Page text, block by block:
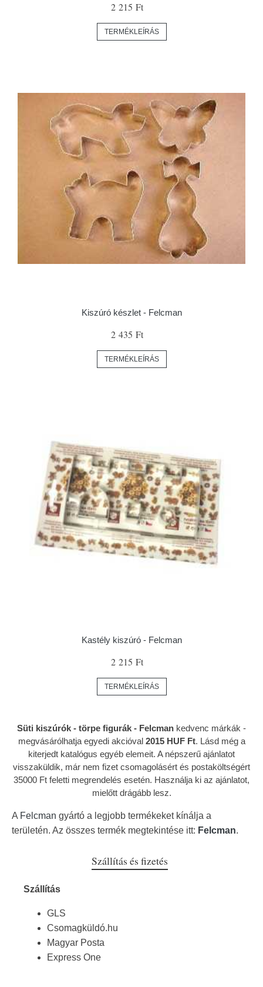
2 215 Ft
TERMÉKLEÍRÁS
Kiszúró készlet - Felcman
2 435 Ft
TERMÉKLEÍRÁS
Kastély kiszúró - Felcman
2 215 Ft
TERMÉKLEÍRÁS
Süti kiszúrók - törpe figurák - Felcman kedvenc márkák -
megvásárólhatja egyedi akcióval 2015 HUF Ft. Lásd még a
kiterjedt katalógus egyéb elemeit. A népszerű ajánlatot
visszaküldik, már nem fizet csomagolásért és postaköltségért
35000 Ft feletti megrendelés esetén. Használja ki az ajánlatot,
mielőtt drágább lesz.
A Felcman gyártó a legjobb termékeket kínálja a
területén. Az összes termék megtekintése itt: Felcman.
Szállítás és fizetés
Szállítás
GLS
Csomagküldó.hu
Magyar Posta
Express One